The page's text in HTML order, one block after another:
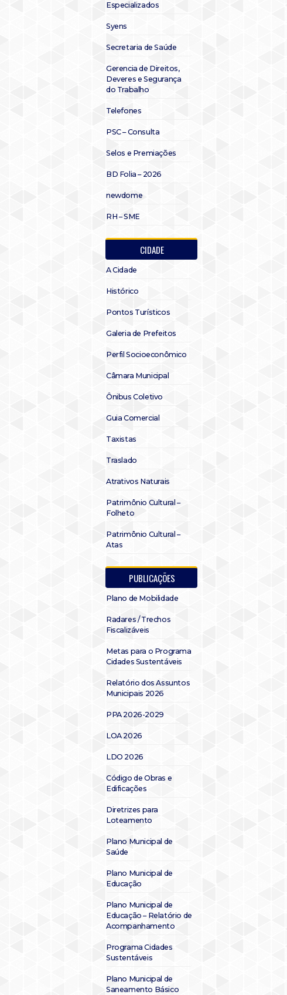
Especializados
Syens
Secretaria de Saúde
Gerencia de Direitos,
Deveres e Segurança
do Trabalho
Telefones
PSC – Consulta
Selos e Premiações
BD Folia – 2026
newdome
RH – SME
CIDADE
A Cidade
Histórico
Pontos Turísticos
Galeria de Prefeitos
Perfil Socioeconômico
Câmara Municipal
Ônibus Coletivo
Guia Comercial
Taxistas
Traslado
Atrativos Naturais
Patrimônio Cultural –
Folheto
Patrimônio Cultural –
Atas
PUBLICAÇÕES
Plano de Mobilidade
Radares / Trechos
Fiscalizáveis
Metas para o Programa
Cidades Sustentáveis
Relatório dos Assuntos
Municipais 2026
PPA 2026-2029
LOA 2026
LDO 2026
Código de Obras e
Edificações
Diretrizes para
Loteamento
Plano Municipal de
Saúde
Plano Municipal de
Educação
Plano Municipal de
Educação – Relatório de
Acompanhamento
Programa Cidades
Sustentáveis
Plano Municipal de
Saneamento Básico